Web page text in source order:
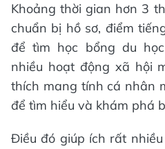
Khoảng thời gian hơn 3
chuẩn bị hồ sơ, điểm
để tìm học bổng du
nhiều hoạt động xã hội
thích mang tính cá nhân
để tìm hiểu và khám phá
Điều đó giúp ích rất